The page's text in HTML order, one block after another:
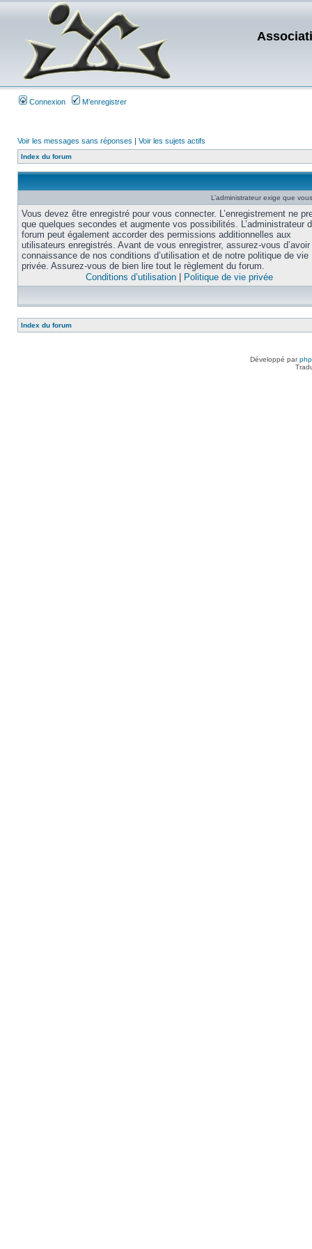
Connexion M’enregistrer
Voir les messages sans réponses | Voir les sujets actifs
Index du forum
L’administrateur exige que
Vous devez être enregistré pour vous connecter. L’enregistrement ne
que quelques secondes et augmente vos possibilités. L’administrateur
forum peut également accorder des permissions additionnelles aux
utilisateurs enregistrés. Avant de vous enregistrer, assurez-vous
connaissance de nos conditions d’utilisation et de notre politique de vie
privée. Assurez-vous de bien lire tout le règlement du forum.
Conditions d’utilisation
Politique de vie privée
Index du forum
Développé par